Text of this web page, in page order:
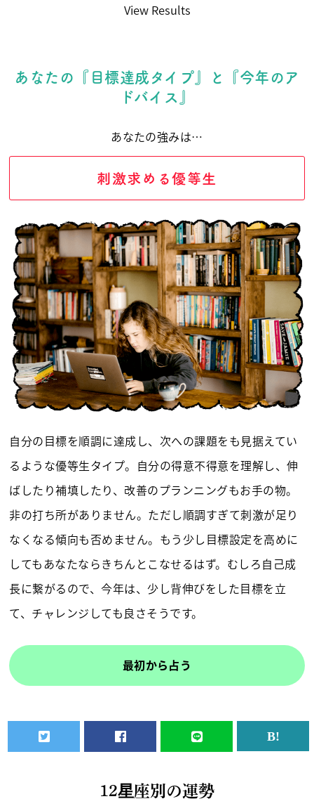
View Results
あなたの『目標達成タイプ』と『今年のア
ドバイス』
あなたの強みは…
刺激求める優等生
自分の目標を順調に達成し、次への課題をも見据えてい
るような優等生タイプ。自分の得意不得意を理解し、伸
ばしたり補填したり、改善のプランニングもお手の物。
非の打ち所がありません。ただし順調すぎて刺激が足り
なくなる傾向も否めません。もう少し目標設定を高めに
してもあなたならきちんとこなせるはず。むしろ自己成
長に繋がるので、今年は、少し背伸びをした目標を立
て、チャレンジしても良さそうです。
最初から占う
12星座別の運勢